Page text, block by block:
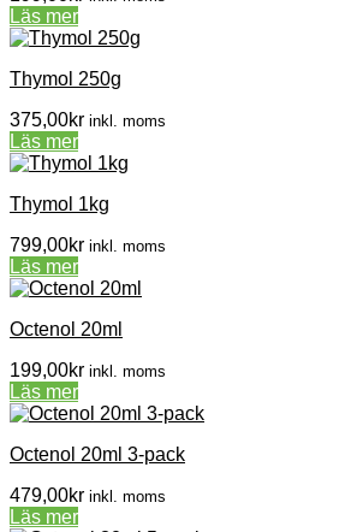
Läs mer
Thymol 250g
375,00kr inkl. moms
Läs mer
Thymol 1kg
799,00kr inkl. moms
Läs mer
Octenol 20ml
199,00kr inkl. moms
Läs mer
Octenol 20ml 3-pack
479,00kr inkl. moms
Läs mer